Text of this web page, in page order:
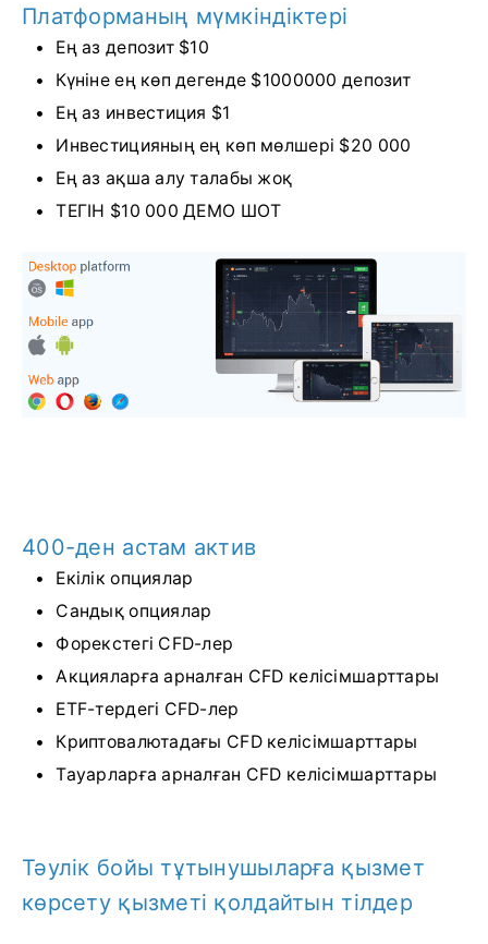
Платформаның мүмкіндіктері
Ең аз депозит $10
Күніне ең көп дегенде $1000000 депозит
Ең аз инвестиция $1
Инвестицияның ең көп мөлшері $20 000
Ең аз ақша алу талабы жоқ
ТЕГІН $10 000 ДЕМО ШОТ
400-ден астам актив
Екілік опциялар
Сандық опциялар
Форекстегі CFD-лер
Акцияларға арналған CFD келісімшарттары
ETF-тердегі CFD-лер
Криптовалютадағы CFD келісімшарттары
Тауарларға арналған CFD келісімшарттары
Тәулік бойы тұтынушыларға қызмет
көрсету қызметі қолдайтын тілдер